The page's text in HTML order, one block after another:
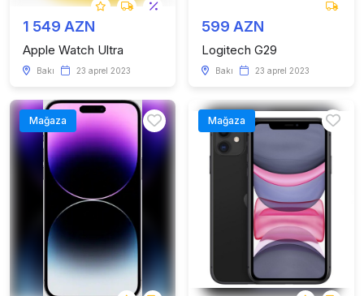
1 549 AZN
Apple Watch Ultra
Bakı 23 aprel 2023
599 AZN
Logitech G29
Bakı 23 aprel 2023
Mağaza Mağaza